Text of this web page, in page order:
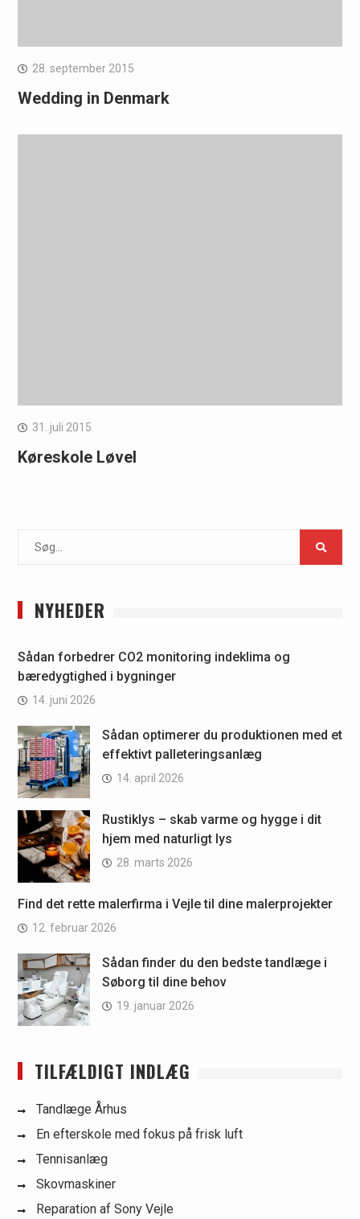
28. september 2015
Wedding in Denmark
31. juli 2015
Køreskole Løvel
NYHEDER
Sådan forbedrer CO2 monitoring indeklima og
bæredygtighed i bygninger
14. juni 2026
Sådan optimerer du produktionen med et
effektivt palleteringsanlæg
14. april 2026
Rustiklys – skab varme og hygge i dit
hjem med naturligt lys
28. marts 2026
Find det rette malerfirma i Vejle til dine malerprojekter
12. februar 2026
Sådan finder du den bedste tandlæge i
Søborg til dine behov
19. januar 2026
TILFÆLDIGT INDLÆG
Tandlæge Århus
En efterskole med fokus på frisk luft
Tennisanlæg
Skovmaskiner
Reparation af Sony Vejle